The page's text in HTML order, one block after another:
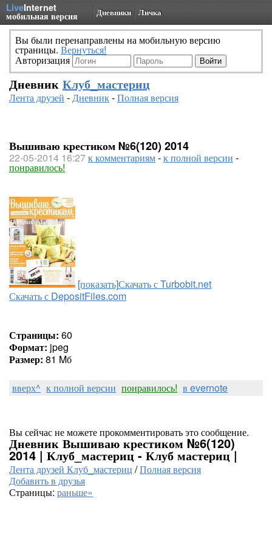
LiveInternet
мобильная версия Дневники Личка
Вы были перенаправлены на мобильную версию
страницы. Вернуться!
Авторизация
Дневник Клуб_мастериц
Лента друзей -Дневник-Полная версия
Вышиваю крестиком №6(120) 2014
22-05-2014 16:27к комментариям-к полной версии -
понравилось!
[показать]Скачать с Turbobit.net
Скачать с DepositFiles.com
Страницы: 60
Формат: jpeg
Размер: 81 Mб
вверх^ к полной версии понравилось! в evernote
Вы сейчас не можете прокомментировать это сообщение.
Дневник Вышиваю крестиком №6(120)
2014 | Клуб_мастериц - Клуб мастериц |
Лента друзей Клуб_мастериц /Полная версия
Добавить в друзья
Страницы: раньше»